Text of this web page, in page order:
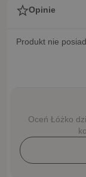
Opinie
Produkt nie
Oceń Łóżko